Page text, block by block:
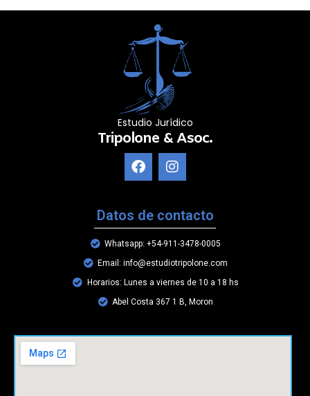
Estudio Jurídico
Tripolone & Asoc.
Datos de contacto
Whatsapp: +54-911-3478-0005
Email: info@estudiotripolone.com
Horarios: Lunes a viernes de 10 a 18 hs
Abel Costa 367 1 B, Moron